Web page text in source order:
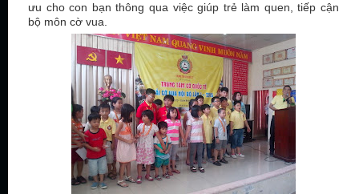
ưu cho con bạn thông qua việc giúp trẻ làm quen, tiếp cận
bộ môn cờ vua.